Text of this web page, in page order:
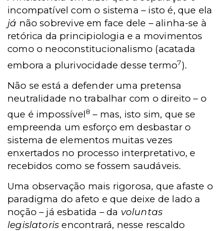
incompatível com o sistema – isto é, que ela
já não sobrevive em face dele – alinha-se à
retórica da principiologia e a movimentos
como o neoconstitucionalismo (acatada
embora a plurivocidade desse termo7).
Não se está a defender uma pretensa
neutralidade no trabalhar com o direito – o
que é impossível8 – mas, isto sim, que se
empreenda um esforço em desbastar o
sistema de elementos muitas vezes
enxertados no processo interpretativo, e
recebidos como se fossem saudáveis.
Uma observação mais rigorosa, que afaste o
paradigma do afeto e que deixe de lado a
noção – já esbatida – da voluntas
legislatoris encontrará, nesse rescaldo